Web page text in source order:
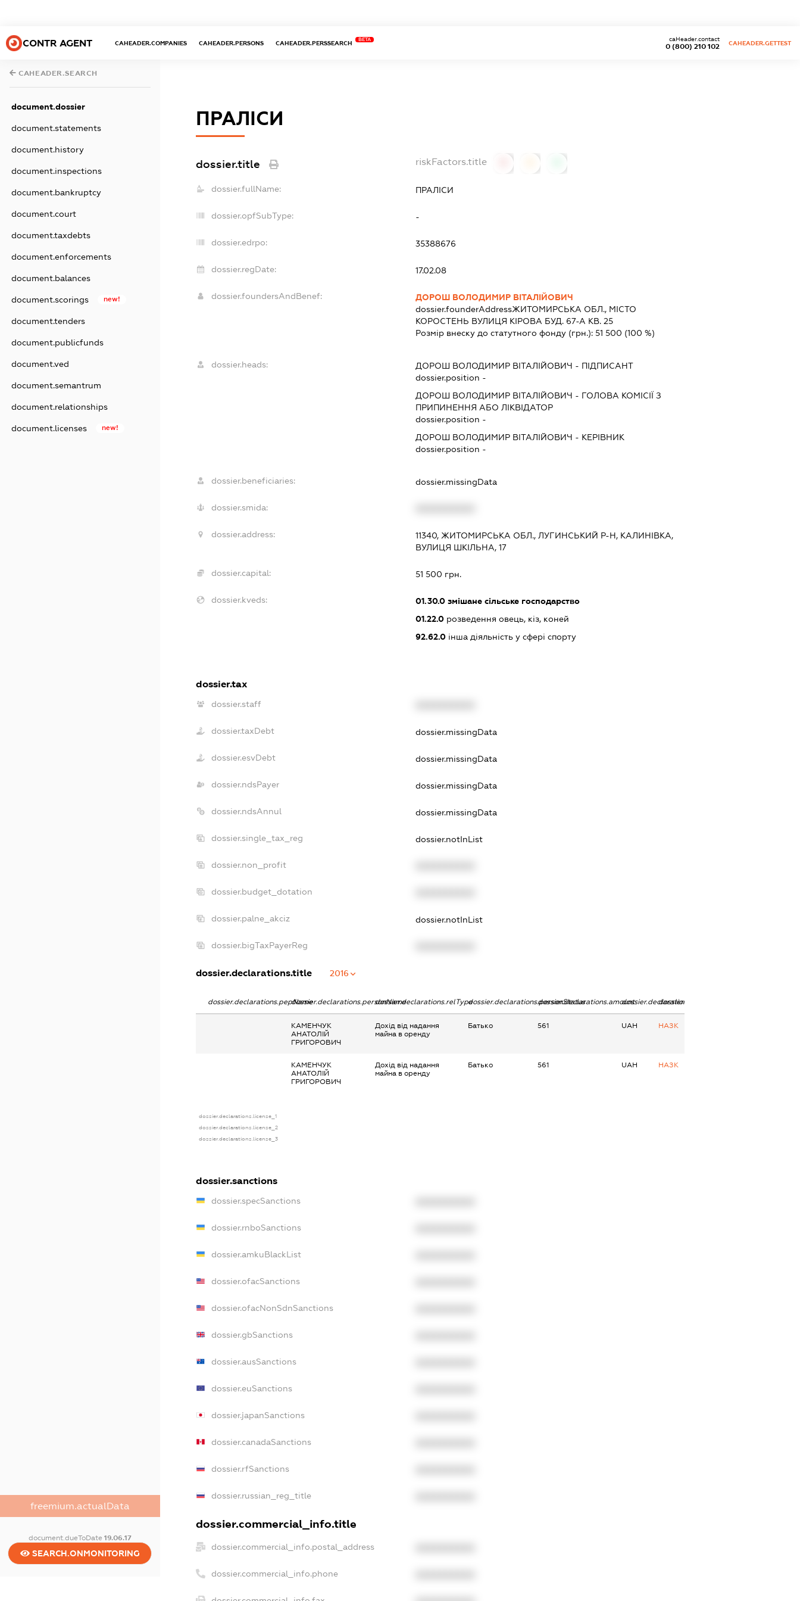
CONTR AGENT CAHEADER.COMPANIES CAHEADER.PERSONS CAHEADER.PERSSEARCH
BETA
0 (800) 210 102
caHeader.contact
CAHEADER.GETTEST
CAHEADER.SEARCH
document.dossier
document.statements
document.history
document.inspections
document.bankruptcy
document.court
document.taxdebts
document.enforcements
document.balances
document.scorings new!
document.tenders
document.publicfunds
document.ved
document.semantrum
document.relationships
document.licenses new!
freemium.actualData
document.dueToDate 19.06.17
SEARCH.ONMONITORING
ПРАЛІСИ
dossier.title riskFactors.title
dossier.fullName: ПРАЛІСИ
dossier.opfSubType: -
dossier.edrpo: 35388676
dossier.regDate: 17.02.08
dossier.foundersAndBenef:
ДОРОШ ВОЛОДИМИР ВІТАЛІЙОВИЧ
dossier.founderAddressЖИТОМИРСЬКА ОБЛ., МІСТО
КОРОСТЕНЬ ВУЛИЦЯ КІРОВА БУД. 67-А КВ. 25
Розмір внеску до статутного фонду (грн.):51 500 (100 %)
dossier.heads: ДОРОШ ВОЛОДИМИР ВІТАЛІЙОВИЧ - ПІДПИСАНТ
dossier.position -
ДОРОШ ВОЛОДИМИР ВІТАЛІЙОВИЧ - ГОЛОВА КОМІСІЇ З
ПРИПИНЕННЯ АБО ЛІКВІДАТОР
dossier.position -
ДОРОШ ВОЛОДИМИР ВІТАЛІЙОВИЧ - КЕРІВНИК
dossier.position -
dossier.beneficiaries: dossier.missingData
dossier.smida:
dossier.address:
11340, ЖИТОМИРСЬКА ОБЛ., ЛУГИНСЬКИЙ Р-Н, КАЛИНІВКА,
ВУЛИЦЯ ШКІЛЬНА, 17
dossier.capital: 51 500 грн.
dossier.kveds: 01.30.0 змішане сільське господарство
01.22.0 розведення овець, кіз, коней
92.62.0 інша діяльність у сфері спорту
dossier.tax
dossier.staff
dossier.taxDebt dossier.missingData
dossier.esvDebt dossier.missingData
dossier.ndsPayer dossier.missingData
dossier.ndsAnnul dossier.missingData
dossier.single_tax_reg dossier.notInList
dossier.non_profit
dossier.budget_dotation
dossier.palne_akciz dossier.notInList
dossier.bigTaxPayerReg
dossier.declarations.title 2016
dossier.declarations.pepNamedossier.declarations.personNamedossier.declarations.relTypedossier.declarations.personStatusdossier.declarations.amountdossier.declarations.currency
dossier.declarations.source
КАМЕНЧУК
АНАТОЛІЙ
ГРИГОРОВИЧ
Дохід від надання
майна в оренду
Батько 561 UAH НАЗК
КАМЕНЧУК
АНАТОЛІЙ
ГРИГОРОВИЧ
Дохід від надання
майна в оренду
Батько 561 UAH НАЗК
dossier.declarations.license_1
dossier.declarations.license_2
dossier.declarations.license_3
dossier.sanctions
dossier.specSanctions
dossier.rnboSanctions
dossier.amkuBlackList
dossier.ofacSanctions
dossier.ofacNonSdnSanctions
dossier.gbSanctions
dossier.ausSanctions
dossier.euSanctions
dossier.japanSanctions
dossier.canadaSanctions
dossier.rfSanctions
dossier.russian_reg_title
dossier.commercial_info.title
dossier.commercial_info.postal_address
dossier.commercial_info.phone